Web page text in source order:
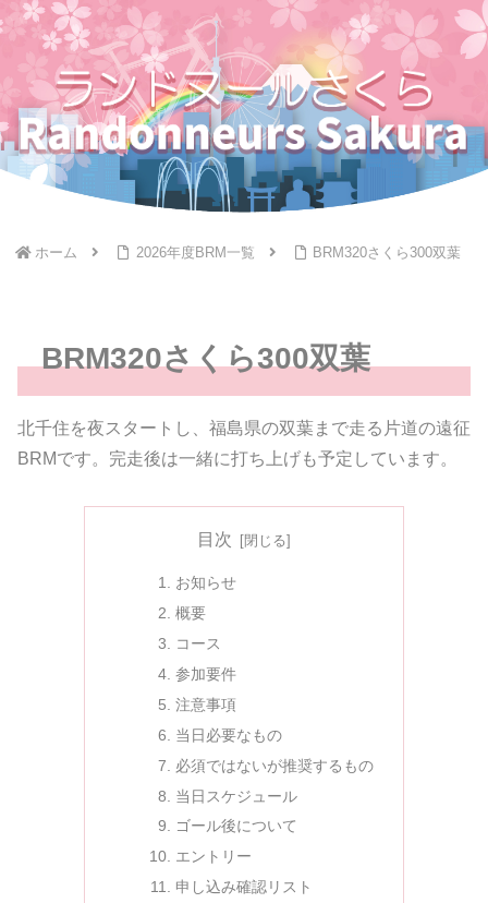
ホーム 2026年度BRM一覧 BRM320さくら300双葉
BRM320さくら300双葉
北千住を夜スタートし、福島県の双葉まで走る片道の遠征
BRMです。完走後は一緒に打ち上げも予定しています。
目次
お知らせ
概要
コース
参加要件
注意事項
当日必要なもの
必須ではないが推奨するもの
当日スケジュール
ゴール後について
エントリー
申し込み確認リスト